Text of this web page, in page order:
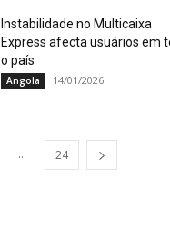
Instabilidade no Multicaixa
Express afecta usuários em
o país
Angola 14/01/2026
... 24